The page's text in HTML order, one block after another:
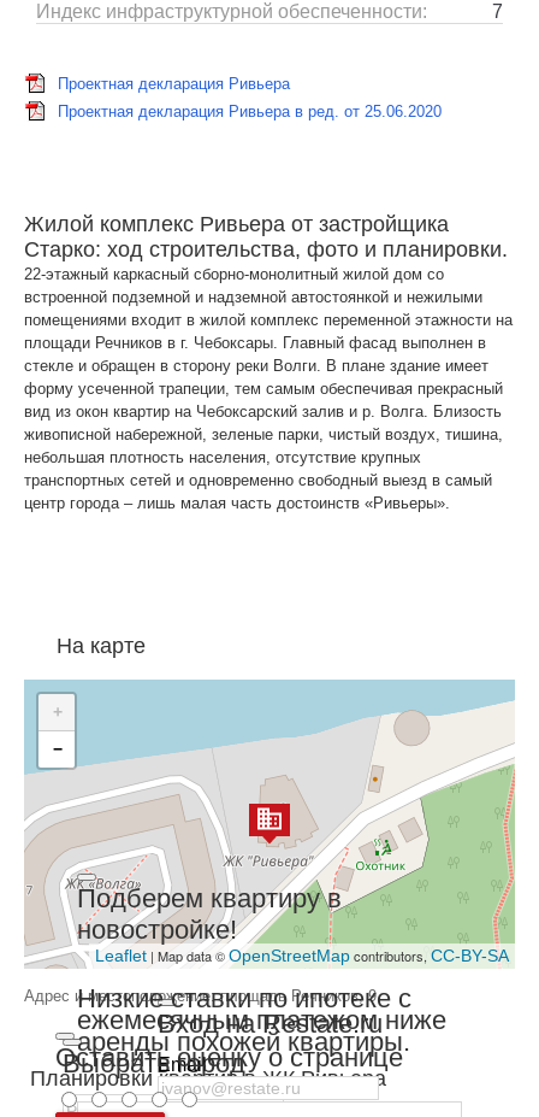
Выбрать город
Вход на Restate.ru
Email
Пароль
Индекс инфраструктурной обеспеченности: 7
Проектная декларация Ривьера
Проектная декларация Ривьера в ред. от 25.06.2020
Жилой комплекс Ривьера от застройщика
Старко: ход строительства, фото и планировки.
22-этажный каркасный сборно-монолитный жилой дом со
встроенной подземной и надземной автостоянкой и нежилыми
помещениями входит в жилой комплекс переменной этажности на
площади Речников в г. Чебоксары. Главный фасад выполнен в
стекле и обращен в сторону реки Волги. В плане здание имеет
форму усеченной трапеции, тем самым обеспечивая прекрасный
вид из окон квартир на Чебоксарский залив и р. Волга. Близость
живописной набережной, зеленые парки, чистый воздух, тишина,
небольшая плотность населения, отсутствие крупных
транспортных сетей и одновременно свободный выезд в самый
центр города – лишь малая часть достоинств «Ривьеры».
На карте
+
−
Leaflet | Map data ©OpenStreetMapcontributors, CC-BY-SA
Адрес и местоположение: площадь Речников, 9
Планировки квартир в ЖК Ривьера
Подберем квартиру в
новостройке!
Низкие ставки по ипотеке с
ежемесячным платежом ниже
аренды похожей квартиры.
Оставить оценку о странице